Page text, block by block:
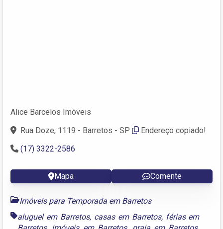
Alice Barcelos Imóveis
Rua Doze, 1119 - Barretos - SP
Endereço copiado!
(17) 3322-2586
Mapa Comente
Imóveis para Temporada em Barretos
aluguel em Barretos, casas em Barretos, férias em